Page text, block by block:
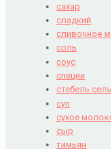
сахар
сладкий
сливочное
соль
соус
специи
стебель
суп
сухое
сыр
тимьян